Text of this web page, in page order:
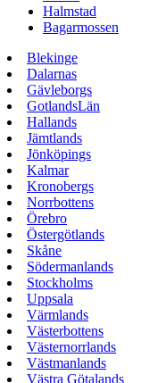
Halmstad
Bagarmossen
Blekinge
Dalarnas
Gävleborgs
GotlandsLän
Hallands
Jämtlands
Jönköpings
Kalmar
Kronobergs
Norrbottens
Örebro
Östergötlands
Skåne
Södermanlands
Stockholms
Uppsala
Värmlands
Västerbottens
Västernorrlands
Västmanlands
Västra Götalands